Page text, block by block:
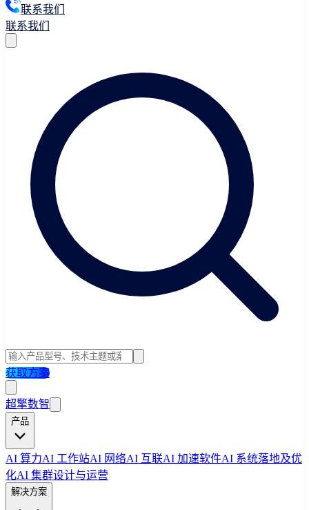
联系我们
联系我们
获取方案
超擎数智
产品
AI 算力AI 工作站AI 网络AI 互联AI 加速软件AI 系统落地及优
化AI 集群设计与运营
解决方案